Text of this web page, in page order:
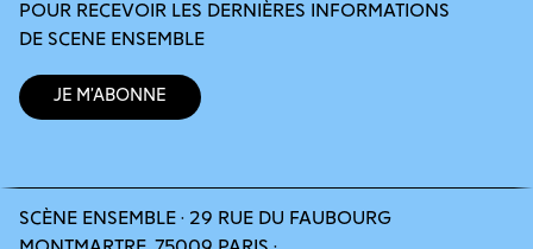
POUR RECEVOIR LES DERNIÈRES INFORMATIONS
DE SCENE ENSEMBLE
Je m’abonne
SCÈNE ENSEMBLE · 29 RUE DU FAUBOURG